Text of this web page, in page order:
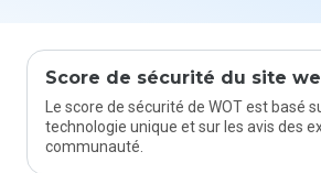
Score de sécurité du site
Le score de sécurité de WOT est basé
technologie unique et sur les avis des
communauté.